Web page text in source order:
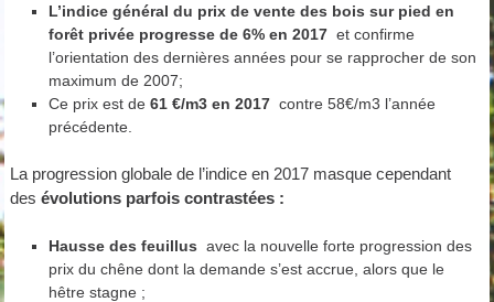
L’indice général du prix de vente des bois sur pied en
forêt privée progresse de 6% en 2017 et confirme
l’orientation des dernières années pour se rapprocher de son
maximum de 2007;
Ce prix est de 61 €/m3 en 2017 contre 58€/m3 l’année
précédente.
La progression globale de l’indice en 2017 masque cependant
des évolutions parfois contrastées :
Hausse des feuillus avec la nouvelle forte progression des
prix du chêne dont la demande s’est accrue, alors que le
hêtre stagne ;